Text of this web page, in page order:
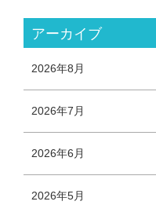
アーカイブ
2026年8月
2026年7月
2026年6月
2026年5月